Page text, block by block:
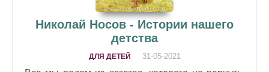
Николай Носов - Истории нашего
детства
ДЛЯ ДЕТЕЙ 31-05-2021